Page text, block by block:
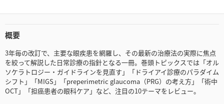
概要
3年毎の改訂で、主要な眼疾患を網羅し、その最新の治療法の実際に焦点
を絞って解説した日常診療の指針となる一冊。巻頭トピックスでは「オル
ソケラトロジー・ガイドラインを見直す」「ドライアイ診療のパラダイム
シフト」「MIGS」「preperimetric glaucoma（PRG）の考え方」「術中
OCT」「担癌患者の眼科ケア」など、注目の10テーマをレビュー。